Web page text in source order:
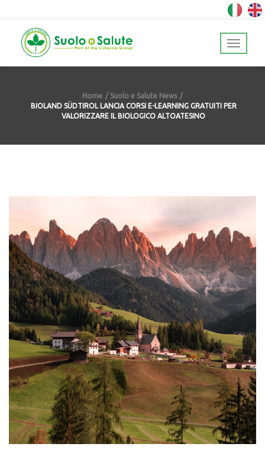
Home
Suolo e Salute News
BIOLAND SÜDTIROL LANCIA CORSI E-LEARNING GRATUITI PER
VALORIZZARE IL BIOLOGICO ALTOATESINO